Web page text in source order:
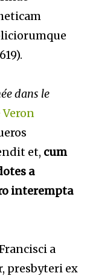
dans le
Veron
et, cum
a
interempta
a
presbyteri ex